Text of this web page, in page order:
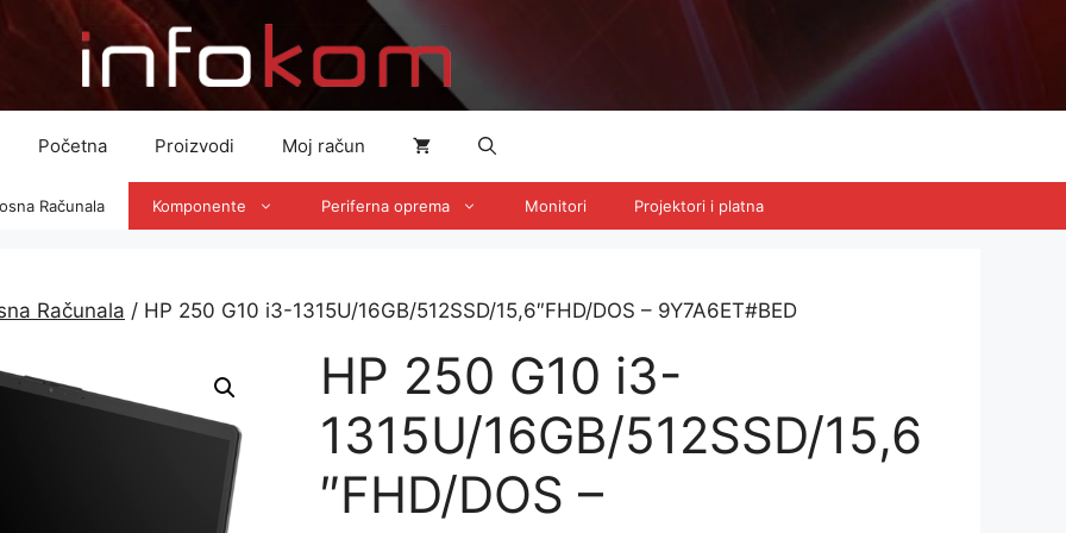
Početna Proizvodi Moj račun
Računala Komponente Periferna oprema Monitori Projektori i platna
Računala / HP 250 G10 i3-1315U/16GB/512SSD/15,6″FHD/DOS – 9Y7A6ET#BED
HP 250 G10 i3-
1315U/16GB/512SSD/15,6
″FHD/DOS –